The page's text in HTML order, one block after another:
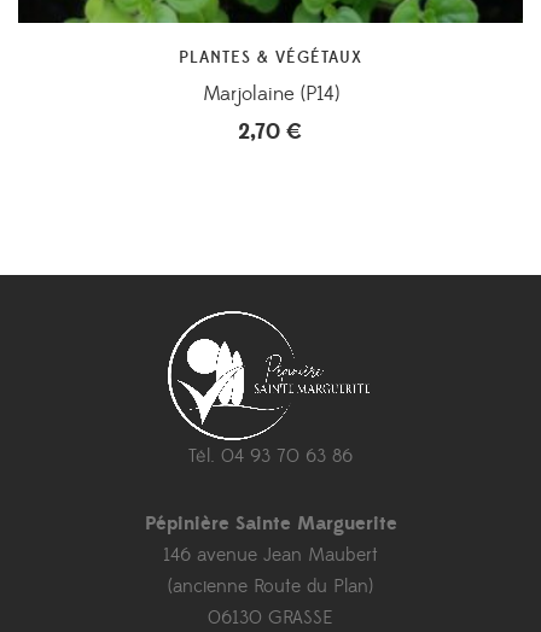
PLANTES & VÉGÉTAUX
Marjolaine (P14)
2,70 €
Tél. 04 93 70 63 86
Pépinière Sainte Marguerite
146 avenue Jean Maubert
(ancienne Route du Plan)
06130 GRASSE